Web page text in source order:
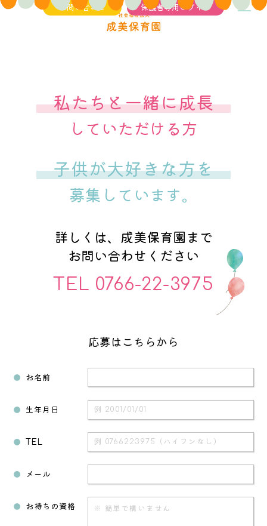
お問い合わせ 保護者専用ログイン
私たちと一緒に成長
していただける方
子供が大好きな方を
募集しています。
詳しくは、成美保育園まで
お問い合わせください
TEL 0766-22-3975
応募はこちらから
お名前
生年月日
TEL
メール
お持ちの資格